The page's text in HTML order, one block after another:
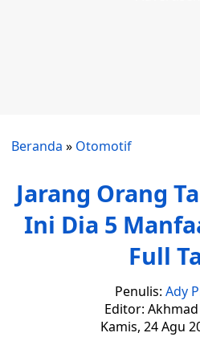
Beranda » Otomotif
Jarang Orang
Ini Dia 5
Full
Penulis: Ady
Editor:
Kamis, 24 Agu